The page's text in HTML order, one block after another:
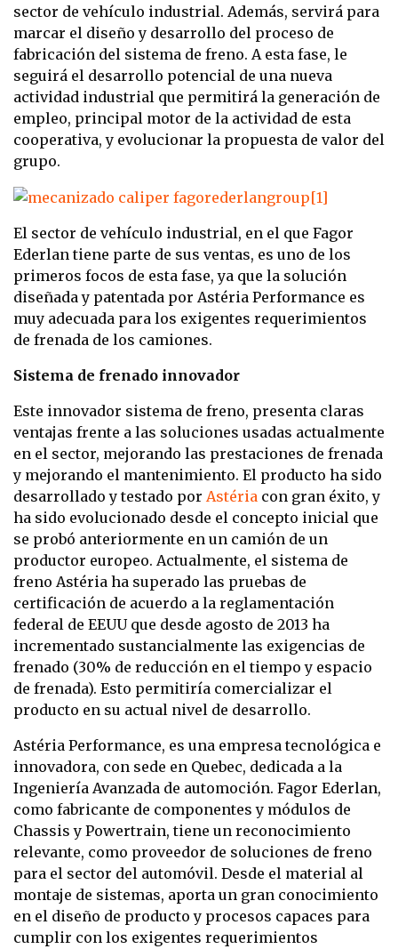
sector de vehículo industrial. Además, servirá para
marcar el diseño y desarrollo del proceso de
fabricación del sistema de freno. A esta fase, le
seguirá el desarrollo potencial de una nueva
actividad industrial que permitirá la generación de
empleo, principal motor de la actividad de esta
cooperativa, y evolucionar la propuesta de valor del
grupo.
El sector de vehículo industrial, en el que Fagor
Ederlan tiene parte de sus ventas, es uno de los
primeros focos de esta fase, ya que la solución
diseñada y patentada por Astéria Performance es
muy adecuada para los exigentes requerimientos
de frenada de los camiones.
Sistema de frenado innovador
Este innovador sistema de freno, presenta claras
ventajas frente a las soluciones usadas actualmente
en el sector, mejorando las prestaciones de frenada
y mejorando el mantenimiento. El producto ha sido
desarrollado y testado por Astéria con gran éxito, y
ha sido evolucionado desde el concepto inicial que
se probó anteriormente en un camión de un
productor europeo. Actualmente, el sistema de
freno Astéria ha superado las pruebas de
certificación de acuerdo a la reglamentación
federal de EEUU que desde agosto de 2013 ha
incrementado sustancialmente las exigencias de
frenado (30% de reducción en el tiempo y espacio
de frenada). Esto permitiría comercializar el
producto en su actual nivel de desarrollo.
Astéria Performance, es una empresa tecnológica e
innovadora, con sede en Quebec, dedicada a la
Ingeniería Avanzada de automoción. Fagor Ederlan,
como fabricante de componentes y módulos de
Chassis y Powertrain, tiene un reconocimiento
relevante, como proveedor de soluciones de freno
para el sector del automóvil. Desde el material al
montaje de sistemas, aporta un gran conocimiento
en el diseño de producto y procesos capaces para
cumplir con los exigentes requerimientos